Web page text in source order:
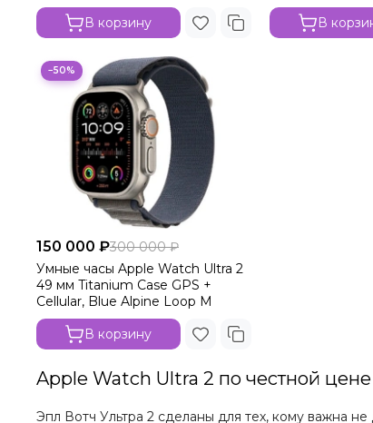
В корзину
В
−50%
150 000 ₽300 000 ₽
Умные часы Apple Watch Ultra 2
49 мм Titanium Case GPS +
Cellular, Blue Alpine Loop M
В корзину
Apple Watch Ultra 2 по честной
Эпл Вотч Ультра 2 сделаны для тех, кому важна